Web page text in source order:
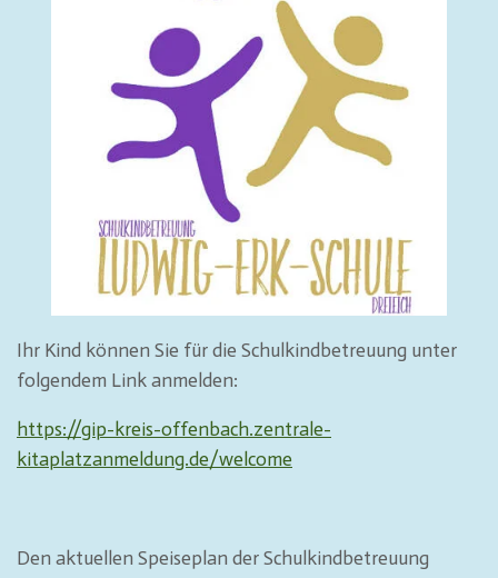
Ihr Kind können Sie für die Schulkindbetreuung unter
folgendem Link anmelden:
https://gip-kreis-offenbach.zentrale-
kitaplatzanmeldung.de/welcome
Den aktuellen Speiseplan der Schulkindbetreuung